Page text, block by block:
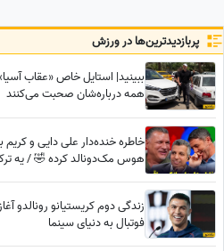
پربازدید‌ترین‌ها در ورزش
ببینید| استایل خاص «عقاب
همه درباره‌شان صحبت می‌کنند
هوس مک‌دونالد کرده 🤣 / یه
زندگی دوم کریستیانو رونالدو
فوتبال به دنیای سینما